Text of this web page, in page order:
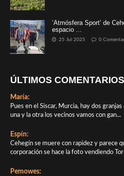
‘Atmósfera Sport’ de
espacio ...
25 Jul 2025 0
ÚLTIMOS COMENTARIOS
María:
Pues en el Siscar, Murcia, hay dos
una y la otra los vecinos vamos con gan...
Espín:
Cehegín se muere con rapidez y parece
corporación se hace la foto vendiendo
Pemowes: